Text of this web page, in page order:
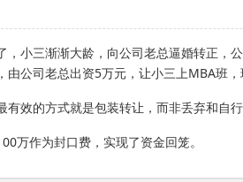
，小三渐渐大龄，向公司老总逼婚转正，
由公司老总出资5万元，让小三上 MBA班，
有效的方式就是包装转让，而非丢弃和自
万作为封口费，实现了资金回笼。